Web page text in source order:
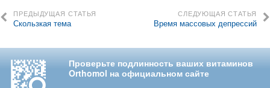
ПРЕДЫДУЩАЯ СТАТЬЯ
Скользкая тема
СЛЕДУЮЩАЯ СТАТЬЯ
Время массовых депрессий
Проверьте подлинность ваших витаминов
Orthomol на официальном сайте